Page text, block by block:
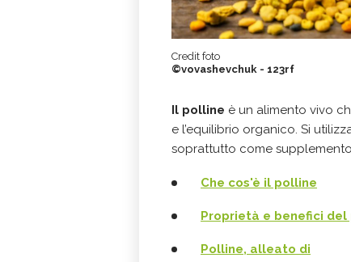
Credit foto
©vovashevchuk - 123rf
Il polline è un alimento vivo
e l’equilibrio organico. Si
soprattutto come
Che cos'è il polline
Proprietà e benefici del
Polline, alleato di